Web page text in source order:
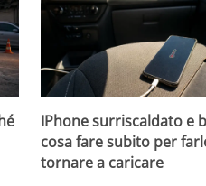
IPhone surriscaldato e
cosa fare subito per
tornare a caricare